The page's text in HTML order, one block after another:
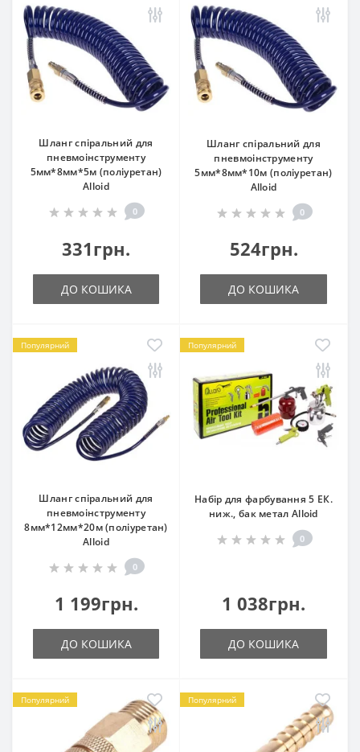
Шланг спіральний для
пневмоінструменту
5мм*8мм*5м (поліуретан)
Alloid
0
331грн.
ДО КОШИКА
Шланг спіральний для
пневмоінструменту
5мм*8мм*10м (поліуретан)
Alloid
0
524грн.
ДО КОШИКА
Популярний
Шланг спіральний для
пневмоінструменту
8мм*12мм*20м (поліуретан)
Alloid
0
1 199грн.
ДО КОШИКА
Популярний
Набір для фарбування 5 ЕК.
ниж., бак метал Alloid
0
1 038грн.
ДО КОШИКА
Популярний Популярний